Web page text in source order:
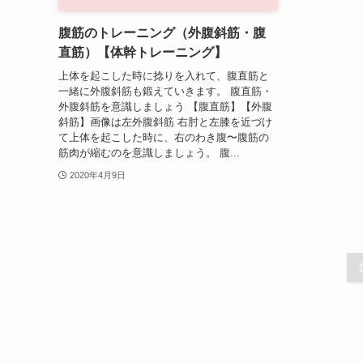
腹筋のトレーニング（外腹斜筋・腹
直筋）【体幹トレーニング】
上体を起こした時に捻りを入れて、腹直筋と
一緒に外腹斜筋も鍛えていきます。 腹直筋・
外腹斜筋を意識しましょう 【腹直筋】【外腹
斜筋】画像は左外腹斜筋 右肘と左膝を近づけ
て上体を起こした時に、右のわき腹〜腹筋の
筋肉が縮むのを意識しましょう。 腹...
2020年4月9日
1